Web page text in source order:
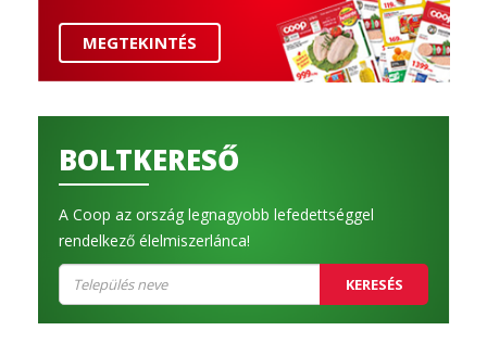
MEGTEKINTÉS
BOLTKERESŐ
A Coop az ország legnagyobb lefedettséggel
rendelkező élelmiszerlánca!
KERESÉS